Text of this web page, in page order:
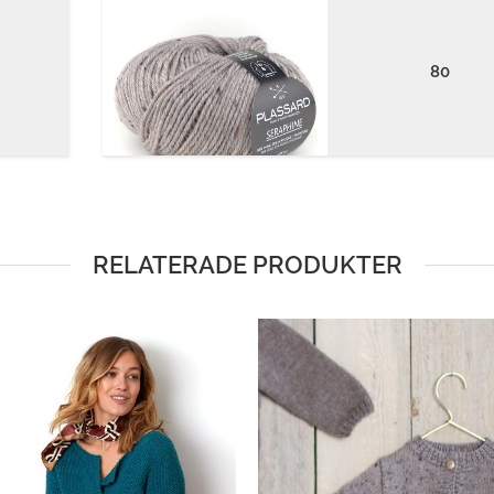
80
RELATERADE PRODUKTER